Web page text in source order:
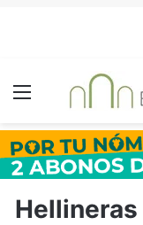
Menú
Hellineras